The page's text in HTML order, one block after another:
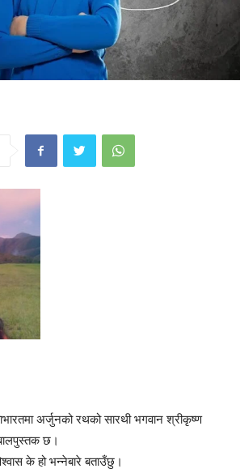
अर्जुनको रथको सारथी भगवान श्रीकृष्ण
छ।
के हो भन्नेबारे बताउँछु।